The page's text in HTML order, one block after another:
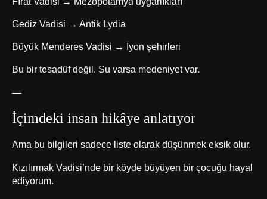
Gediz Vadisi → Antik Lydia
Büyük Menderes Vadisi → İyon şehirleri
Bu bir tesadüf değil. Su varsa medeniyet var.
—
İçimdeki insan hikâye anlatıyor
Ama bu bilgileri sadece liste olarak düşünmek eksik olur.
Kızılırmak Vadisi’nde bir köyde büyüyen bir çocuğu hayal
ediyorum.